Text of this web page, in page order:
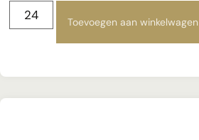
Toevoegen aan winkelwagen